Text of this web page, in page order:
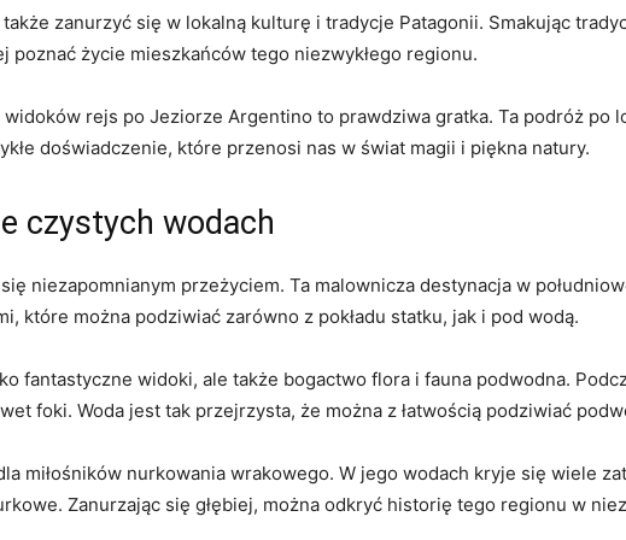
zanurzyć się w lokalną⁢ kulturę i⁢ tradycje Patagonii. Smakując
⁣poznać życie mieszkańców tego niezwykłego regionu.
​rejs po Jeziorze Argentino‍ to prawdziwa gratka. Ta ​podróż po
doświadczenie, które przenosi⁣ nas w świat magii i ‍piękna natury.
czystych wodach
niezapomnianym przeżyciem. Ta⁢ malownicza destynacja⁣ w
które można podziwiać zarówno z pokładu statku, jak i pod wodą.
fantastyczne widoki, ale także ‍bogactwo flora i fauna podwodna.
foki. Woda jest tak przejrzysta, że można z łatwością podziwiać⁣
miłośników nurkowania ​wrakowego. W jego wodach kryje‍ się wiele‌
⁢Zanurzając się głębiej, można odkryć historię tego regionu⁢ w